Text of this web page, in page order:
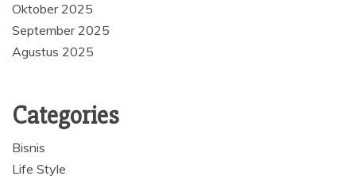
Oktober 2025
September 2025
Agustus 2025
Categories
Bisnis
Life Style